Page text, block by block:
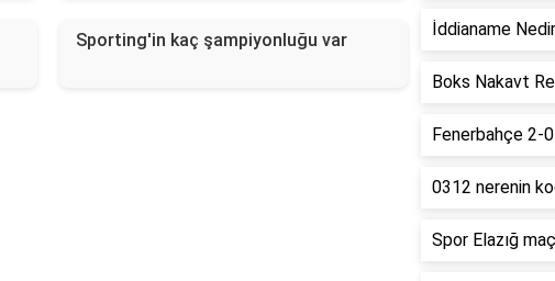
Sporting'in kaç şampiyonluğu var
İddianame
Boks Nakavt
Fenerbahçe 2-
0312 nerenin
Spor Elazığ